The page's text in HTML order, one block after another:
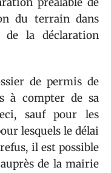
du terrain dans
de la déclaration
de permis de
à compter de sa
sauf pour les
lesquels le délai
il est possible
de la mairie